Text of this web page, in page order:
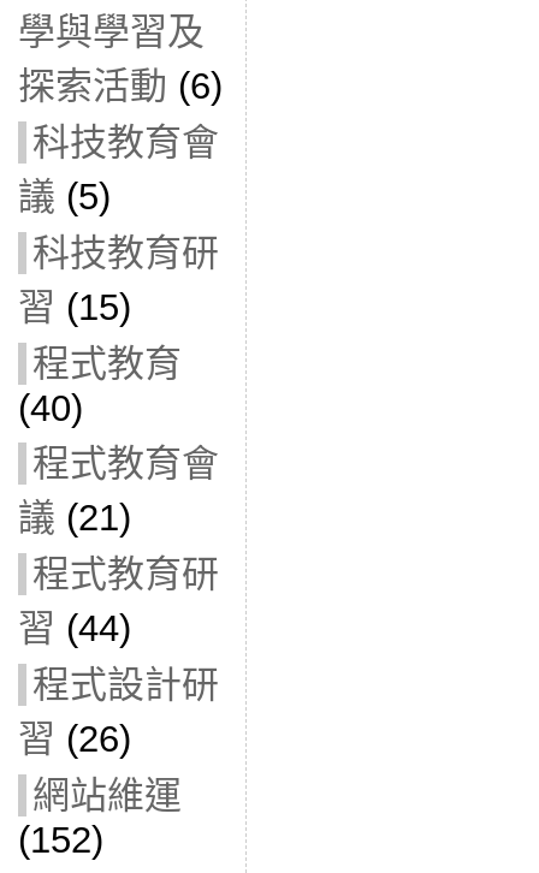
學與學習及
探索活動 (6)
科技教育會
議 (5)
科技教育研
習 (15)
程式教育
(40)
程式教育會
議 (21)
程式教育研
習 (44)
程式設計研
習 (26)
網站維運
(152)